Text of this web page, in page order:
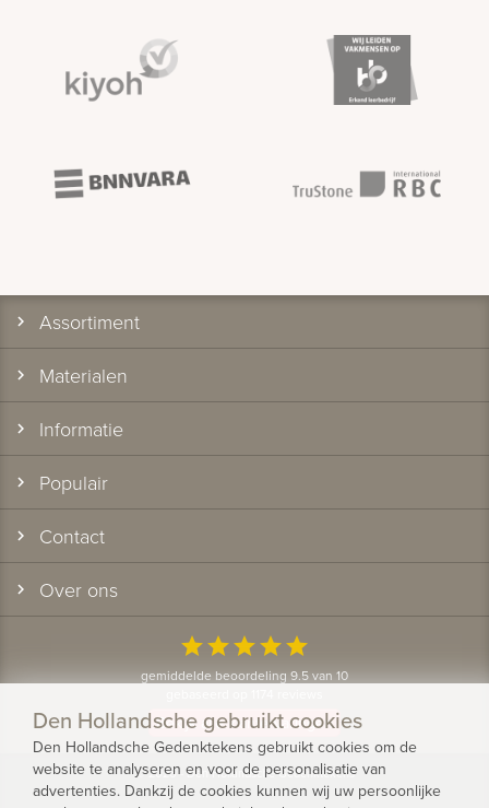
Assortiment
Materialen
Informatie
Populair
Contact
Over ons
starstarstarstarstar
gemiddelde beoordeling 9.5 van 10
Bekijk alle klantervaringen
© 2026 - Den Hollandsche Gedenktekens
Den Hollandsche gebruikt cookies
Den Hollandsche Gedenktekens gebruikt cookies om de
website te analyseren en voor de personalisatie van
advertenties. Dankzij de cookies kunnen wij uw persoonlijke